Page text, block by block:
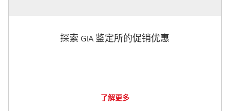
探索 GIA 鉴定所的促销优惠
了解更多